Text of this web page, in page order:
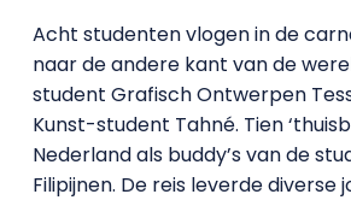
Acht studenten vlogen in de
naar de andere kant van de
student Grafisch Ontwerpen
Kunst-student Tahné. Tien
Nederland als buddy’s van de
Filipijnen. De reis leverde diverse